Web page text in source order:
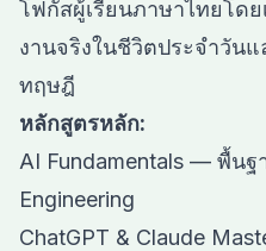
โฟกัสผู้เรียนภาษาไทยโด
งานจริงในชีวิตประจำวัน
ทฤษฎี
หลักสูตรหลัก:
AI Fundamentals — พื้นฐ
Engineering
ChatGPT & Claude